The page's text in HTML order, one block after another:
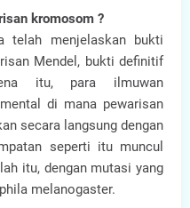
kromosom ?
telah menjelaskan bukti
Mendel, bukti definitif
itu, para ilmuwan
di mana pewarisan
secara langsung dengan
seperti itu muncul
itu, dengan mutasi yang
melanogaster.